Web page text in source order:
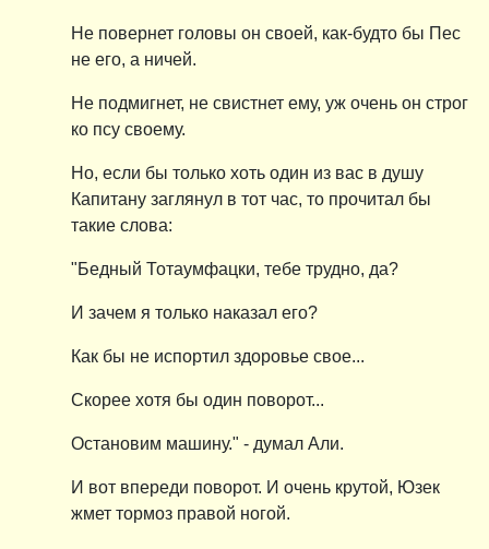
Не повернет головы он своей, как-будто бы Пес
не его, а ничей.
Не подмигнет, не свистнет ему, уж очень он строг
ко псу своему.
Но, если бы только хоть один из вас в душу
Капитану заглянул в тот час, то прочитал бы
такие слова:
"Бедный Тотаумфацки, тебе трудно, да?
И зачем я только наказал его?
Как бы не испортил здоровье свое...
Скорее хотя бы один поворот...
Остановим машину." - думал Али.
И вот впереди поворот. И очень крутой, Юзек
жмет тормоз правой ногой.